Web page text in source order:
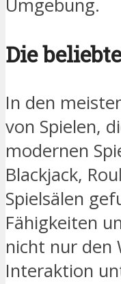
Umgebung.
Die
In den
von Spielen,
modernen
Blackjack,
Spielsälen
Fähigkeiten
nicht nur den
Interaktion